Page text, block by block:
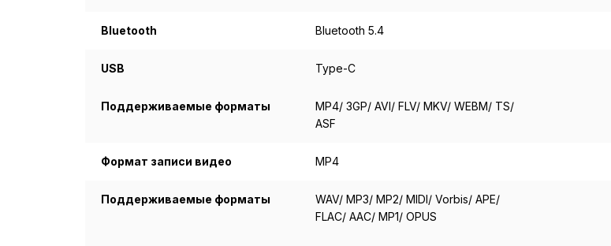
Bluetooth Bluetooth 5.4
USB Type-C
Поддерживаемые форматы
MP4/ 3GP/ AVI/ FLV/ MKV/ WEBM/ TS/
ASF
Формат записи видео MP4
Поддерживаемые форматы
WAV/ MP3/ MP2/ MIDI/ Vorbis/ APE/
FLAC/ AAC/ MP1/ OPUS